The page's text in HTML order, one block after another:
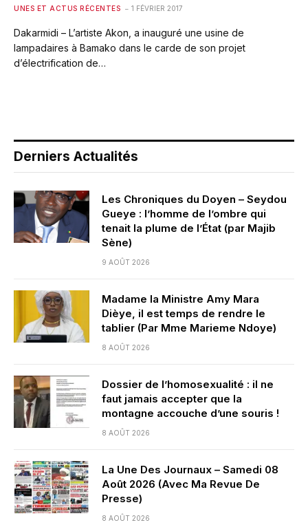
UNES ET ACTUS RÉCENTES 1 FÉVRIER 2017
Dakarmidi – L’artiste Akon, a inauguré une usine de
lampadaires à Bamako dans le carde de son projet
d’électrification de…
Derniers Actualités
Les Chroniques du Doyen – Seydou
Gueye : l’homme de l’ombre qui
tenait la plume de l’État (par Majib
Sène)
9 AOÛT 2026
Madame la Ministre Amy Mara
Dièye, il est temps de rendre le
tablier (Par Mme Marieme Ndoye)
8 AOÛT 2026
Dossier de l’homosexualité : il ne
faut jamais accepter que la
montagne accouche d’une souris !
8 AOÛT 2026
La Une Des Journaux – Samedi 08
Août 2026 (Avec Ma Revue De
Presse)
8 AOÛT 2026